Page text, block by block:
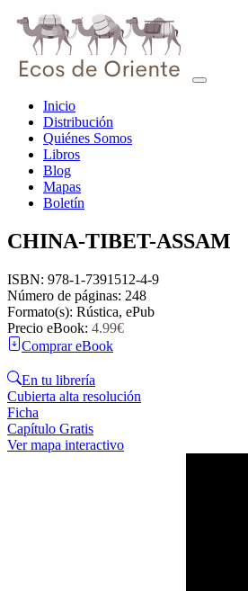
Inicio
Distribución
Quiénes Somos
Libros
Blog
Mapas
Boletín
CHINA-TIBET-ASSAM
ISBN: 978-1-7391512-4-9
Número de páginas: 248
Formato(s): Rústica, ePub
Precio eBook: 4.99€
Comprar eBook
En tu librería
Cubierta alta resolución
Ficha
Capítulo Gratis
Ver mapa interactivo